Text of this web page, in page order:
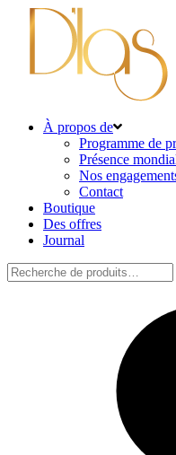
À propos de
Programme de
Présence
Nos
Contact
Boutique
Des offres
Journal
Rechercher: